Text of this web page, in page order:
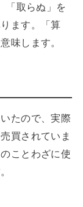
「取らぬ」を
ます。「算
味します。
たので、実際
買されていま
ことわざに使